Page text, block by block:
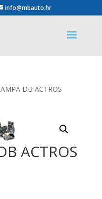
info@mbauto.hr
DB ACTROS
ACTROS